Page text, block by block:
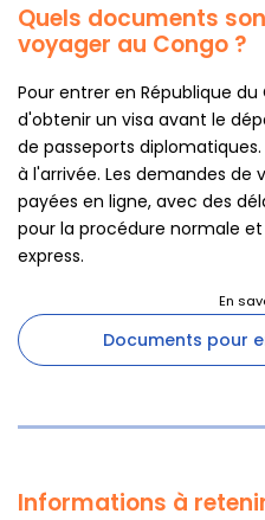
Quels documents
voyager au Congo ?
Pour entrer en République
d'obtenir un visa avant le
de passeports
à l'arrivée. Les demandes de
payées en ligne, avec des
pour la procédure normale
express.
Documents pour
Informations à